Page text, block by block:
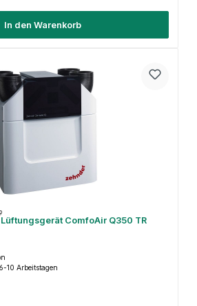
In den Warenkorb
ComfoAir Q350 TR
10 Arbeitstagen